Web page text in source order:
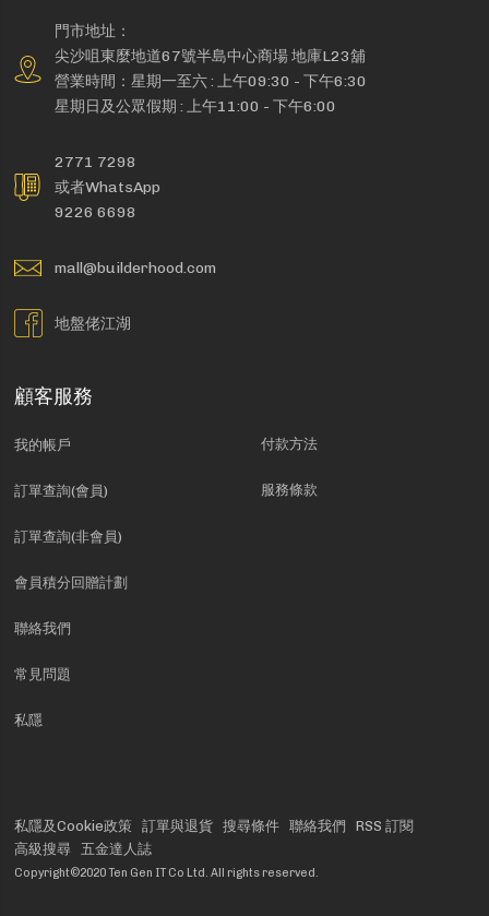
門市地址：
尖沙咀東麼地道67號半島中心商場 地庫L23舖
營業時間：星期一至六 : 上午09:30 - 下午6:30
星期日及公眾假期 : 上午11:00 - 下午6:00
2771 7298
或者WhatsApp
9226 6698
mall@builderhood.com
地盤佬江湖
顧客服務
我的帳戶
訂單查詢(會員)
訂單查詢(非會員)
會員積分回贈計劃
聯絡我們
常見問題
私隱
付款方法
服務條款
私隱及Cookie政策 訂單與退貨 搜尋條件 聯絡我們
RSS 訂閱
高級搜尋
五金達人誌
Copyright©2020 Ten Gen IT Co Ltd. All rights reserved.